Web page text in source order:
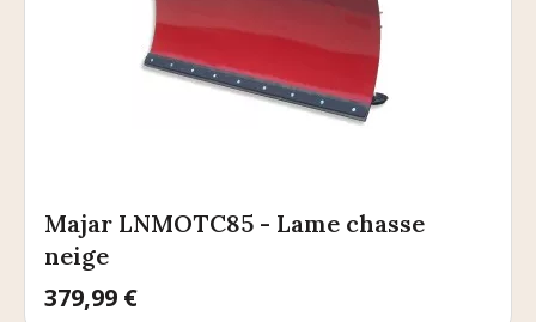
Majar LNMOTC85 - Lame chasse
neige
Prix
379,99 €